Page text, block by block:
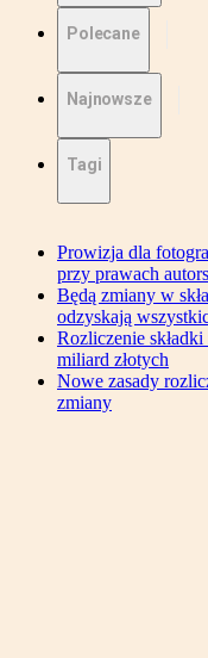
Polecane
Najnowsze
Tagi
Prowizja dla
przy prawach
Będą zmiany w
odzyskają
Rozliczenie
miliard złotych
Nowe zasady
zmiany